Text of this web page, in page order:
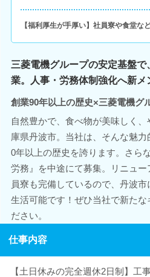
【福利厚生が手厚い】社員寮や食堂な
三菱電機グループの安定基盤
業。人事・労務体制強化へ新メ
創業90年以上の歴史×三菱電機グ
自然豊かで、食べ物が美味しく
庫県丹波市。当社は、そんな魅
0年以上の歴史を誇ります。さら
労務』を中途にて募集。リニュ
員寮も完備しているので、丹波
生活可能です！ぜひ当社で新たな
ださい。
仕事内容
【土日休みの完全週休2日制】工